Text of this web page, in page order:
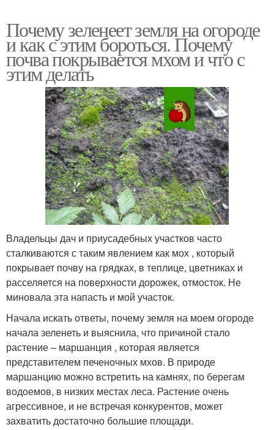
Почему зеленеет земля на огороде
и как с этим бороться. Почему
почва покрывается мхом и что с
этим делать
Владельцы дач и приусадебных участков часто
сталкиваются с таким явлением как мох , который
покрывает почву на грядках, в теплице, цветниках и
расселяется на поверхности дорожек, отмосток. Не
миновала эта напасть и мой участок.
Начала искать ответы, почему земля на моем огороде
начала зеленеть и выяснила, что причиной стало
растение – маршанция , которая является
представителем печеночных мхов. В природе
маршанцию можно встретить на камнях, по берегам
водоемов, в низких местах леса. Растение очень
агрессивное, и не встречая конкурентов, может
захватить достаточно большие площади.